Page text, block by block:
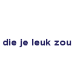
die je leuk zou